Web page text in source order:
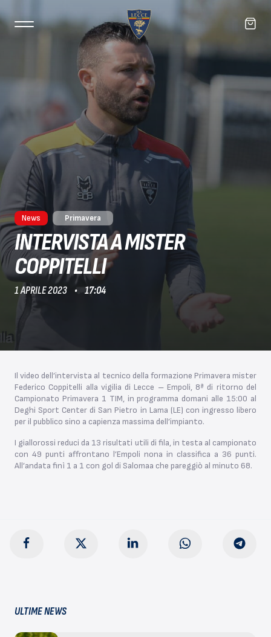
News Primavera
INTERVISTA A MISTER
COPPITELLI
1 APRILE 2023 17:04
Il video dell’intervista al tecnico della formazione Primavera mister
Federico Coppitelli alla vigilia di Lecce – Empoli, 8ª di ritorno del
Campionato Primavera 1 TIM, in programma domani alle 15:00 al
Deghi Sport Center di San Pietro in Lama (LE) con ingresso libero
per il pubblico sino a capienza massima dell’impianto.
I giallorossi reduci da 13 risultati utili di fila, in testa al campionato
con 49 punti affrontano l’Empoli nona in classifica a 36 punti.
All’andata finì 1 a 1 con gol di Salomaa che pareggiò al minuto 68.
ULTIME NEWS